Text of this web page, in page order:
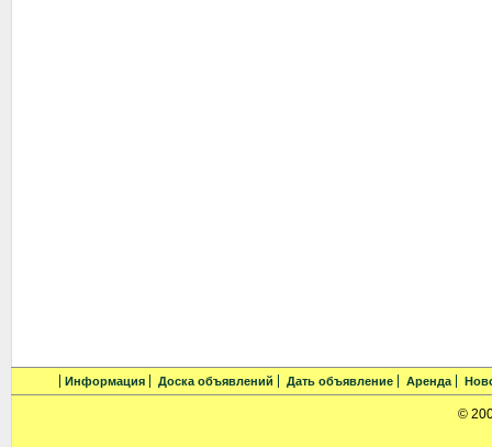
Информация Доска объявлений Дать объявление Аренда
©